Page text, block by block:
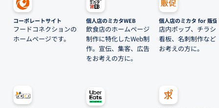
コーポレートサイト
フードコネクションの
ホームページです。
個人店のミカタWEB
飲食店のホームページ
制作に特化したWeb制
作。宣伝、集客、広告
をお考えの方に。
個人店のミカタ for 販促
店内ポップ、チラシ
看板、名刺制作など
お考えの方に。